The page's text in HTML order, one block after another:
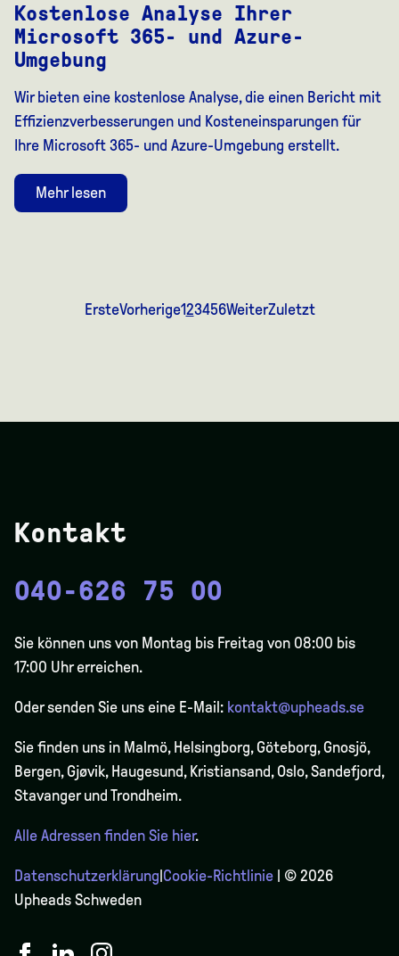
Kostenlose Analyse Ihrer
Microsoft 365- und Azure-
Umgebung
Wir bieten eine kostenlose Analyse, die einen Bericht mit
Effizienzverbesserungen und Kosteneinsparungen für
Ihre Microsoft 365- und Azure-Umgebung erstellt.
Mehr lesen
ErsteVorherige123456WeiterZuletzt
Kontakt
040-626 75 00
Sie können uns von Montag bis Freitag von 08:00 bis
17:00 Uhr erreichen.
Oder senden Sie uns eine E-Mail: kontakt@upheads.se
Sie finden uns in Malmö, Helsingborg, Göteborg, Gnosjö,
Bergen,Gjøvik, Haugesund, Kristiansand, Oslo, Sandefjord,
Stavanger und Trondheim.
Alle Adressen finden Sie hier.
Datenschutzerklärung Cookie-Richtlinie | © 2026
Upheads Schweden